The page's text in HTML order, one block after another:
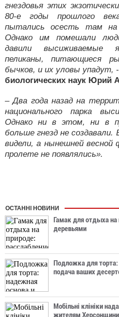
гнездовья этих
80-е годы прошлого
пытались осесть там на
Однако им помешали
давили высиживаемые
пеликаны, питающиеся
бычков, и их уловы упадут,
биологических наук Юрий
– Два года назад на
национального парка
Однако ни в этом, ни в
больше гнезд не
видели, а нынешней весной
пролете не появлялись».
ОСТАННІ НОВИНИ
Гамак для отдыха
деревьями
Подложка для торта:
подача ваших
Мобільні клініки
жителям Херсонщини